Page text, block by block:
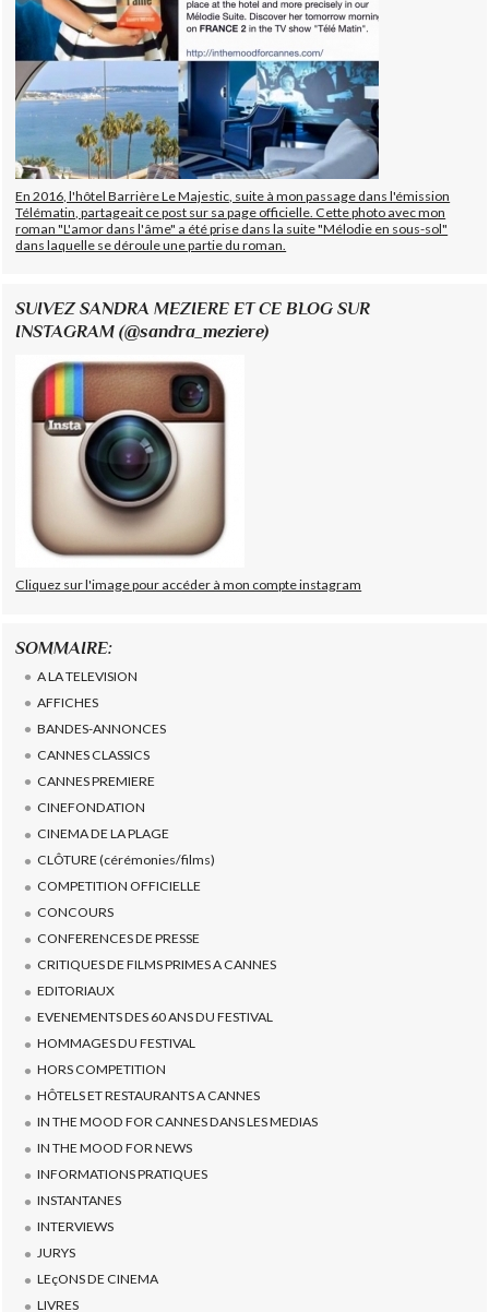
En 2016, l'hôtel Barrière Le Majestic, suite à mon passage dans l'émission
Télématin, partageait ce post sur sa page officielle. Cette photo avec mon
roman "L'amor dans l'âme" a été prise dans la suite "Mélodie en sous-sol"
dans laquelle se déroule une partie du roman.
SUIVEZ SANDRA MEZIERE ET CE BLOG SUR
INSTAGRAM (@sandra_meziere)
Cliquez sur l'image pour accéder à mon compte instagram
SOMMAIRE:
A LA TELEVISION
AFFICHES
BANDES-ANNONCES
CANNES CLASSICS
CANNES PREMIERE
CINEFONDATION
CINEMA DE LA PLAGE
CLÔTURE (cérémonies/films)
COMPETITION OFFICIELLE
CONCOURS
CONFERENCES DE PRESSE
CRITIQUES DE FILMS PRIMES A CANNES
EDITORIAUX
EVENEMENTS DES 60 ANS DU FESTIVAL
HOMMAGES DU FESTIVAL
HORS COMPETITION
HÔTELS ET RESTAURANTS A CANNES
IN THE MOOD FOR CANNES DANS LES MEDIAS
IN THE MOOD FOR NEWS
INFORMATIONS PRATIQUES
INSTANTANES
INTERVIEWS
JURYS
LEçONS DE CINEMA
LIVRES